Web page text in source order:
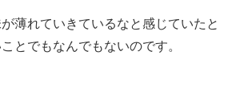
薄れていきているなと感じていたと
とでもなんでもないのです。